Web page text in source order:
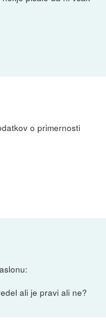
o primernosti
ali je pravi ali ne?